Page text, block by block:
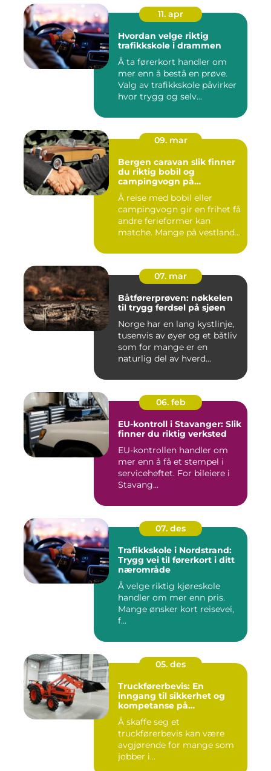
11. apr
Hvordan velge riktig
trafikkskole i drammen
Å ta førerkort handler om
mer enn å bestå en prøve.
Valg av trafikkskole påvirker
hvor trygg og selv...
09. mar
Bergen caravan slik finner
du riktig bobil og
campingvogn på
vestlandet
Å reise med bobil eller
campingvogn gir en frihet få
andre ferieformer kan
matche. Mange på vestland...
07. mar
Båtførerprøven: nøkkelen
til trygg ferdsel på sjøen
Norge har en lang kystlinje,
tusenvis av øyer og et båtliv
som for mange er en
naturlig del av hverd...
06. feb
EU-kontroll i Stavanger: Slik
finner du riktig verksted
EU-kontrollen handler om
mer enn å få et stempel i
serviceheftet. For bileiere i
Stavang...
07. des
Trafikkskole i Nordstrand:
Trygg vei til førerkort i ditt
nærområde
Å velge riktig kjøreskole
handler om mer enn pris.
Mange ønsker kort reisevei,
f...
05. des
Truckførerbevis: En
inngang til sikkerhet og
kompetanse på
arbeidsplassen
Å skaffe seg et
truckførerbevis kan være
avgjørende for mange som
jobber i...